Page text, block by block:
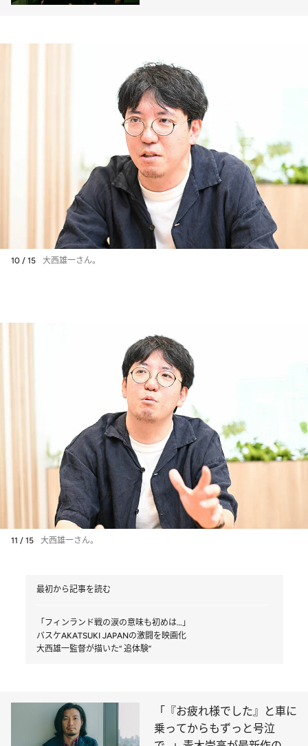
10 / 15 大西雄一さん。
11 / 15 大西雄一さん。
最初から記事を読む
「フィンランド戦の涙の意味も初めは…」
バスケAKATSUKI JAPANの激闘を映画化
大西雄一監督が描いた“ 追体験”
「『お疲れ様でした』と車に
乗ってからもずっと号泣